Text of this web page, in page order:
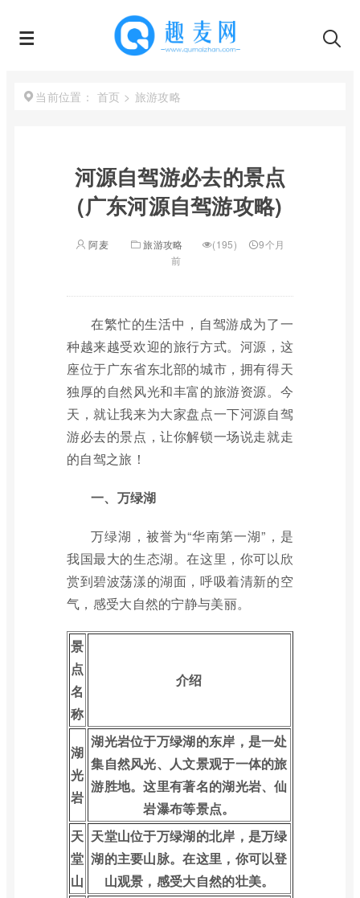
当前位置： 首页 > 旅游攻略
河源自驾游必去的景点
(广东河源自驾游攻略)
阿麦 旅游攻略 (195)
9个月
前
在繁忙的生活中，自驾游成为了一
种越来越受欢迎的旅行方式。河源，这
座位于广东省东北部的城市，拥有得天
独厚的自然风光和丰富的旅游资源。今
天，就让我来为大家盘点一下河源自驾
游必去的景点，让你解锁一场说走就走
的自驾之旅！
一、万绿湖
万绿湖，被誉为“华南第一湖”，是
我国最大的生态湖。在这里，你可以欣
赏到碧波荡漾的湖面，呼吸着清新的空
气，感受大自然的宁静与美丽。
景
点
名
称
介绍
湖
光
岩
湖光岩位于万绿湖的东岸，是一处
集自然风光、人文景观于一体的旅
游胜地。这里有著名的湖光岩、仙
岩瀑布等景点。
天
堂
山
天堂山位于万绿湖的北岸，是万绿
湖的主要山脉。在这里，你可以登
山观景，感受大自然的壮美。